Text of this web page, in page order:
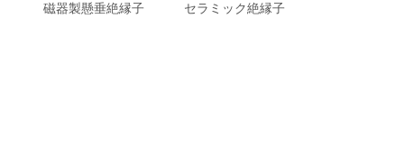
磁器製懸垂絶縁子 セラミック絶縁子